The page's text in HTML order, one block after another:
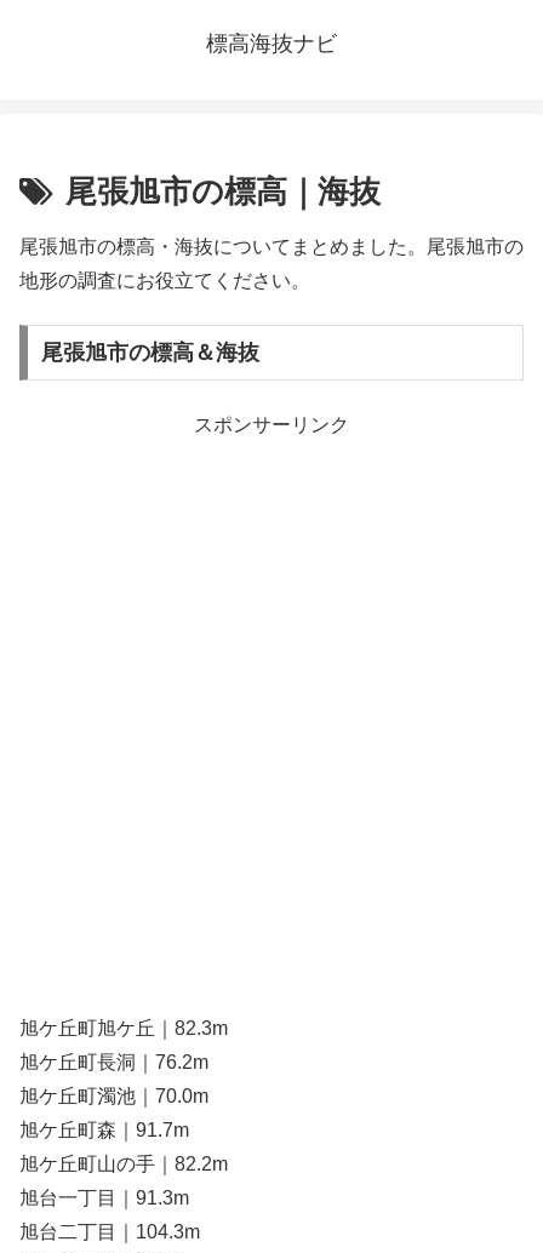
標高海抜ナビ
尾張旭市の標高｜海抜
尾張旭市の標高・海抜についてまとめました。尾張旭市の
地形の調査にお役立てください。
尾張旭市の標高＆海抜
スポンサーリンク
旭ケ丘町旭ケ丘｜82.3m
旭ケ丘町長洞｜76.2m
旭ケ丘町濁池｜70.0m
旭ケ丘町森｜91.7m
旭ケ丘町山の手｜82.2m
旭台一丁目｜91.3m
旭台二丁目｜104.3m